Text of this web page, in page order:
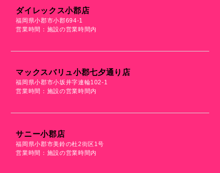
ダイレックス小郡店
福岡県小郡市小郡694-1
営業時間：施設の営業時間内
マックスバリュ小郡七夕通り店
福岡県小郡市小坂井字連輪102-1
営業時間：施設の営業時間内
サニー小郡店
福岡県小郡市美鈴の杜2街区1号
営業時間：施設の営業時間内